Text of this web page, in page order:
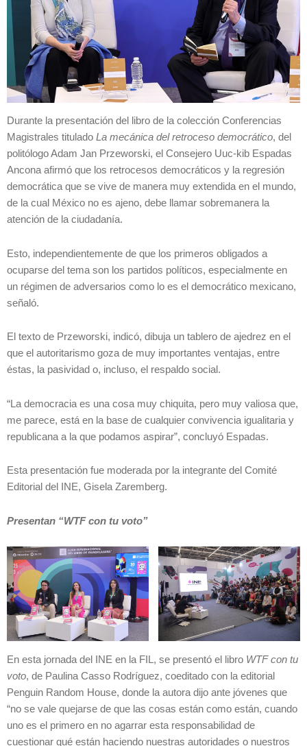
Durante la presentación del libro de la colección Conferencias
Magistrales titulado La mecánica del retroceso democrático, del
politólogo Adam Jan Przeworski, el Consejero Uuc-kib Espadas
Ancona afirmó que los retrocesos democráticos y la regresión
democrática que se vive de manera muy extendida en el mundo,
de la cual México no es ajeno, debe llamar sobremanera la
atención de la ciudadanía.
Esto, independientemente de que los primeros obligados a
ocuparse del tema son los partidos políticos, especialmente en
un régimen de adversarios como lo es el democrático mexicano,
señaló.
El texto de Przeworski, indicó, dibuja un tablero de ajedrez en el
que el autoritarismo goza de muy importantes ventajas, entre
éstas, la pasividad o, incluso, el respaldo social.
“La democracia es una cosa muy chiquita, pero muy valiosa que,
me parece, está en la base de cualquier convivencia igualitaria y
republicana a la que podamos aspirar”, concluyó Espadas.
Esta presentación fue moderada por la integrante del Comité
Editorial del INE, Gisela Zaremberg.
Presentan “WTF con tu voto”
En esta jornada del INE en la FIL, se presentó el libro WTF con tu
voto, de Paulina Casso Rodríguez, coeditado con la editorial
Penguin Random House, donde la autora dijo ante jóvenes que
“no se vale quejarse de que las cosas están como están, cuando
uno es el primero en no agarrar esta responsabilidad de
cuestionar qué están haciendo nuestras autoridades o nuestros